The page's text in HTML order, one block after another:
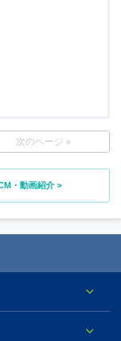
次のページ »
・動画紹介 >